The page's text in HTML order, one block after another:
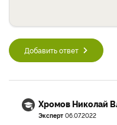
Добавить ответ
Хромов Николай
Эксперт 06.07.2022